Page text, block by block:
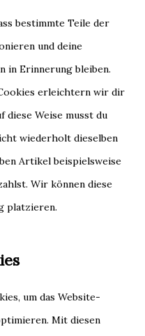
bestimmte Teile der
und deine
in Erinnerung bleiben.
erleichtern wir dir
diese Weise musst du
wiederholt dieselben
Artikel beispielsweise
Wir können diese
platzieren.
um das Website-
Mit diesen